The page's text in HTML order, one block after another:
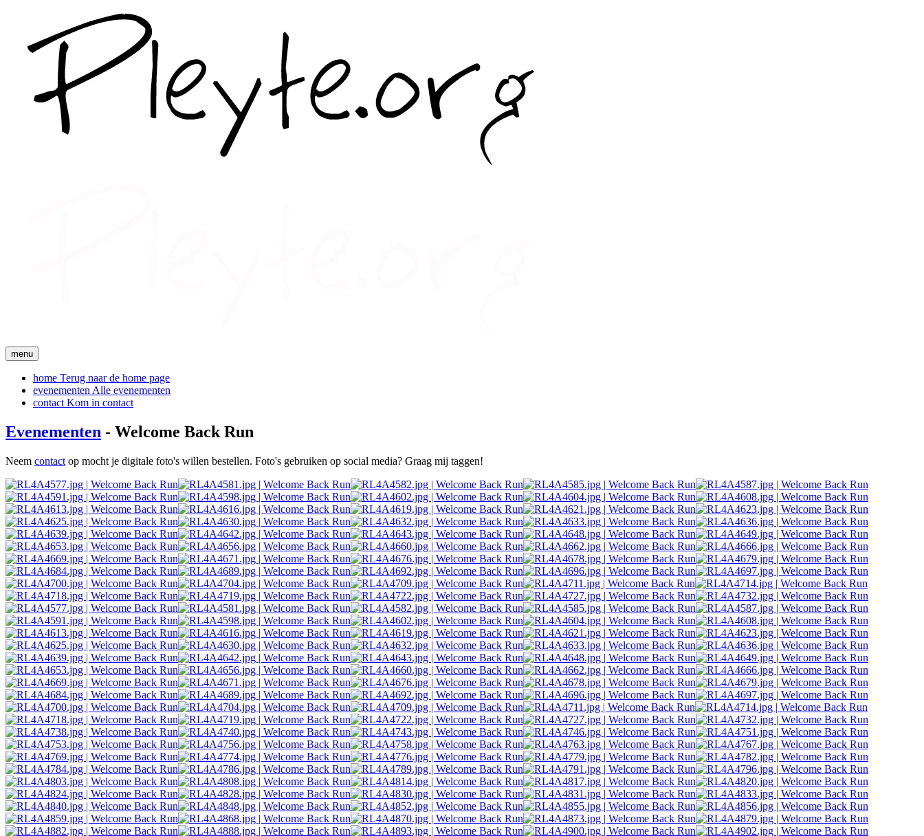
menu
home Terug naar de home page
evenementen Alle evenementen
contact Kom in contact
Evenementen - Welcome Back Run
Neem contact op mocht je digitale foto's willen bestellen. Foto's gebruiken op social media? Graag mij taggen!